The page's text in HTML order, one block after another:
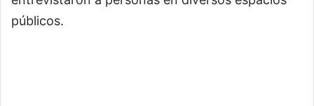
públicos.